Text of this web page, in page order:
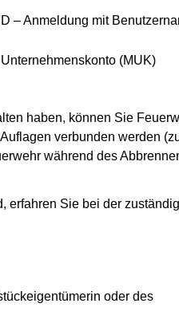
– Anmeldung mit
(MUK)
haben, können Sie
verbunden werden
während des
erfahren Sie bei der
oder des